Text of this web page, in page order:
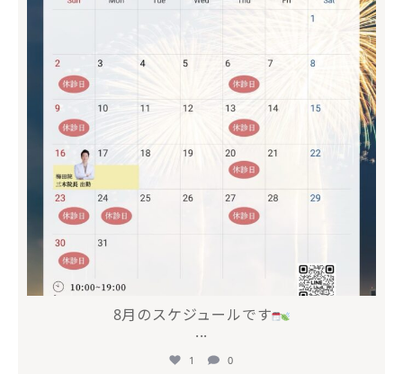
8月のスケジュールです
...
1 0